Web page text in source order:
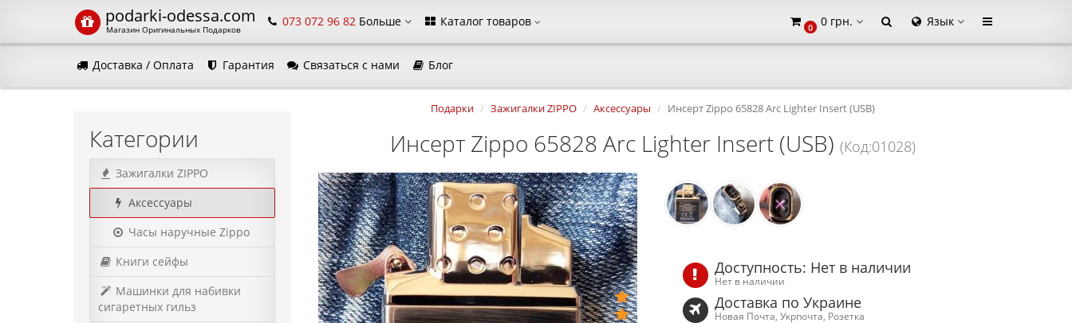
podarki-odessa.com
Магазин Оригинальных Подарков
073 072 96 82 Больше Каталог товаров 0 0 грн. Язык
Доставка / Оплата Гарантия Связаться с нами Блог
Категории
Зажигалки ZIPPO
Аксессуары
Часы наручные Zippo
Книги сейфы
Машинки для набивки
сигаретных гильз
Подарки Зажигалки ZIPPO Аксессуары Инсерт Zippo 65828 Arc Lighter Insert (USB)
Русский Українська
Закрыть
Инсерт Zippo 65828 Arc Lighter Insert (USB) (Код:01028)
Доступность: Нет в наличии
Нет в наличии
Доставка по Украине
Новая Почта, Укрпочта, Розетка